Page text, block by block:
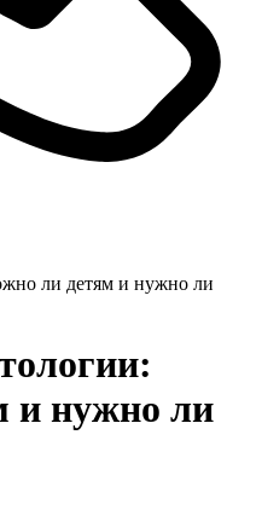
ли детям и нужно ли
и нужно ли